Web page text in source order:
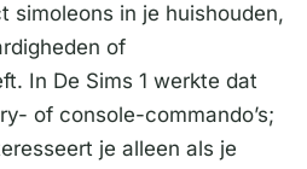
simoleons in je huishouden,
of
In De Sims 1 werkte dat
of console-commando’s;
je alleen als je